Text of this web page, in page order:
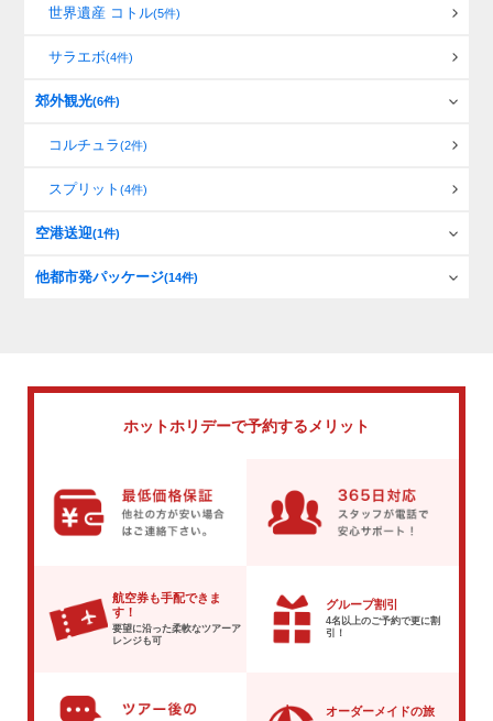
世界遺産 コトル(5件)
サラエボ(4件)
郊外観光(6件)
コルチュラ(2件)
スプリット(4件)
空港送迎(1件)
他都市発パッケージ(14件)
ホットホリデーで予約するメリット
航空券も手配できま
す！
要望に沿った柔軟なツアーア
レンジも可
グループ割引
4名以上のご予約で更に割
引！
オーダーメイドの旅